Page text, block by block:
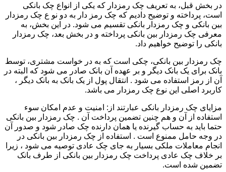
در بخش قبل، به تعریف چک رمزدار که یکی از انواع چک بانکی
است، پرداخته و توضیح دادیم که چک رمز دار به دو نو ع چک رمزدار
بین بانکی و چک رمزدار بانکی تقسیم می شود. در این بخش، به
معرفی چک رمزدار بین بانکی پرداخته و در بخش بعد، چک رمزدار
بانکی را توضیح خواهیم داد.
چک رمزدار بین بانکی، چکی است که به در خواست مشتری، توسط
بانک برای یک بانک دیگر و بر عهده آن بانک صادر می شود که البته در
آن از رمز استفاده می شود . انتقال پول از یک بانک به بانک دیگر ،
کاربرد اصلی این نوع چک رمزدار می باشد.
مزایای چک رمزدار بانکی عبارتند از: امنیت و عدم امکان سوء
استفاده از آن و هم چنین تضمین پرداخت آن . چک رمزدار بین بانکی
حتما باید به حساب گیرنده یا همان دارنده چک صادر شود و صدور آن
در وجه حامل ممنوع است . استفاده از چک رمزدار بین بانکی در
انجام معاملات ملکی بسیار به جای چک عادی توصیه می شود ، زیرا
بر خلاف چک عادی پرداخت چک رمزدار بین بانکی از طرف بانک
تضمین شده است.